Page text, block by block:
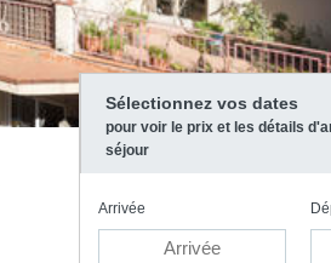
Sélectionnez vos dates
pour voir le prix et les détails
séjour
Arrivée